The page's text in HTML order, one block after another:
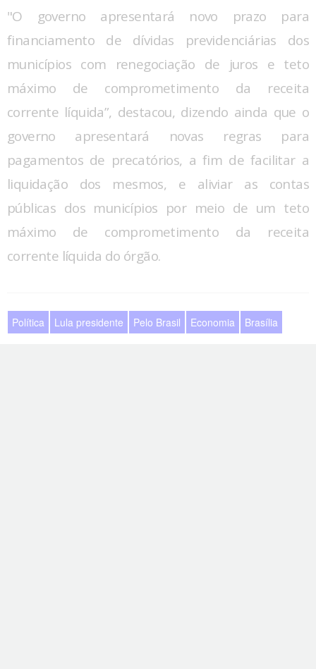
"O governo apresentará novo prazo para
financiamento de dívidas previdenciárias dos
municípios com renegociação de juros e teto
máximo de comprometimento da receita
corrente líquida”, destacou, dizendo ainda que o
governo apresentará novas regras para
pagamentos de precatórios, a fim de facilitar a
liquidação dos mesmos, e aliviar as contas
públicas dos municípios por meio de um teto
máximo de comprometimento da receita
corrente líquida do órgão.
Política Lula presidente Pelo Brasil Economia Brasília